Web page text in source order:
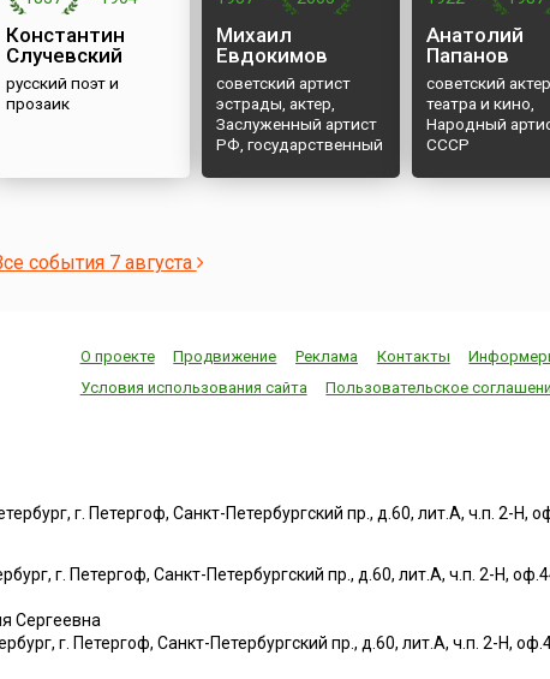
Константин
Случевский
русский поэт и
прозаик
Михаил
Евдокимов
советский артист
эстрады, актер,
Заслуженный артист
РФ, государственный
Анатолий
Папанов
советский актер
театра и кино,
Народный
СССР
события 7 августа
О проекте Продвижение Реклама Контакты
Условия использования сайта
Пользовательское
г. Петергоф, Санкт-Петербургский пр., д.60, лит.А, ч.п. 2-Н,
г. Петергоф, Санкт-Петербургский пр., д.60, лит.А, ч.п. 2-Н,
Сергеевна
г. Петергоф,Санкт-Петербургский пр., д.60, лит.А, ч.п. 2-Н,